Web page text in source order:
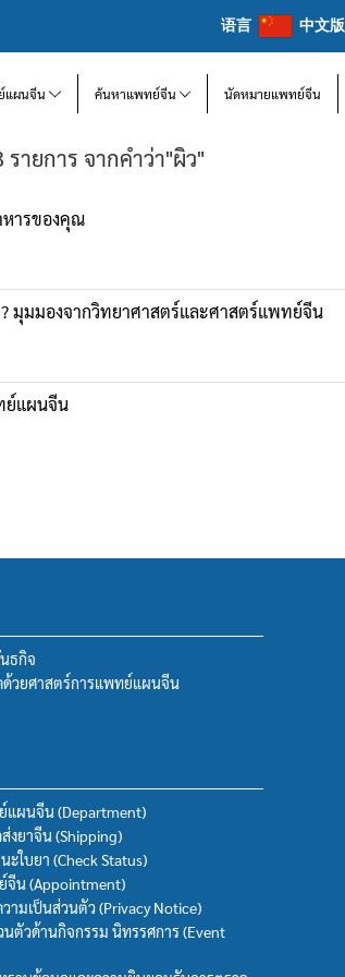
语言 中文版
แผนจีน ค้นหาแพทย์จีน นัดหมายแพทย์จีน
ายการ จากคำว่า"ผิว"
หารของคุณ
มุมมองจากวิทยาศาสตร์และศาสตร์แพทย์จีน
ย์แผนจีน
ธกิจ
ด้วยศาสตร์การแพทย์แผนจีน
แผนจีน (Department)
งยาจีน (Shipping)
ใบยา (Check Status)
น (Appointment)
ามเป็นส่วนตัว (Privacy Notice)
นตัวด้านกิจกรรม นิทรรศการ (Event